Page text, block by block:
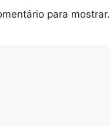
para mostrar.